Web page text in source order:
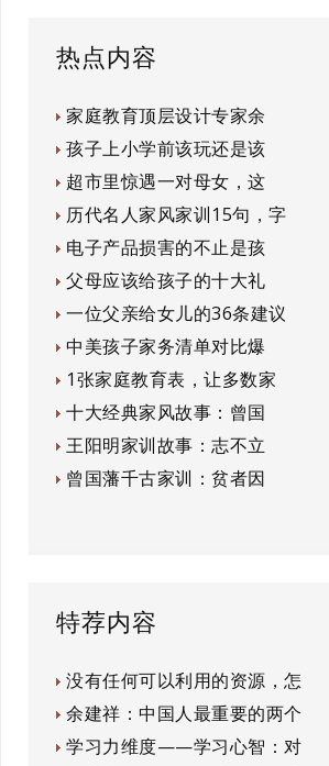
热点内容
家庭教育顶层设计专家余
孩子上小学前该玩还是该
超市里惊遇一对母女，这
历代名人家风家训15句，字
电子产品损害的不止是孩
父母应该给孩子的十大礼
一位父亲给女儿的36条建议
中美孩子家务清单对比爆
1张家庭教育表，让多数家
十大经典家风故事：曾国
王阳明家训故事：志不立
曾国藩千古家训：贫者因
特荐内容
没有任何可以利用的资源，怎
余建祥：中国人最重要的两个
学习力维度——学习心智：对